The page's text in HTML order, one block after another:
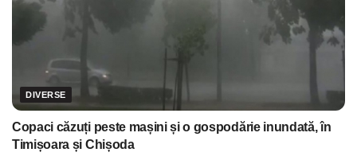
DIVERSE
Copaci căzuți peste mașini și o gospodărie inundată, în
Timișoara și Chișoda